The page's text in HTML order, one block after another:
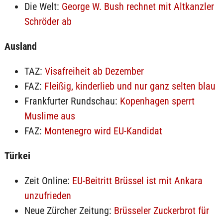
Die Welt: George W. Bush rechnet mit Altkanzler
Schröder ab
Ausland
TAZ: Visafreiheit ab Dezember
FAZ: Fleißig, kinderlieb und nur ganz selten blau
Frankfurter Rundschau: Kopenhagen sperrt
Muslime aus
FAZ: Montenegro wird EU-Kandidat
Türkei
Zeit Online: EU-Beitritt Brüssel ist mit Ankara
unzufrieden
Neue Zürcher Zeitung: Brüsseler Zuckerbrot für